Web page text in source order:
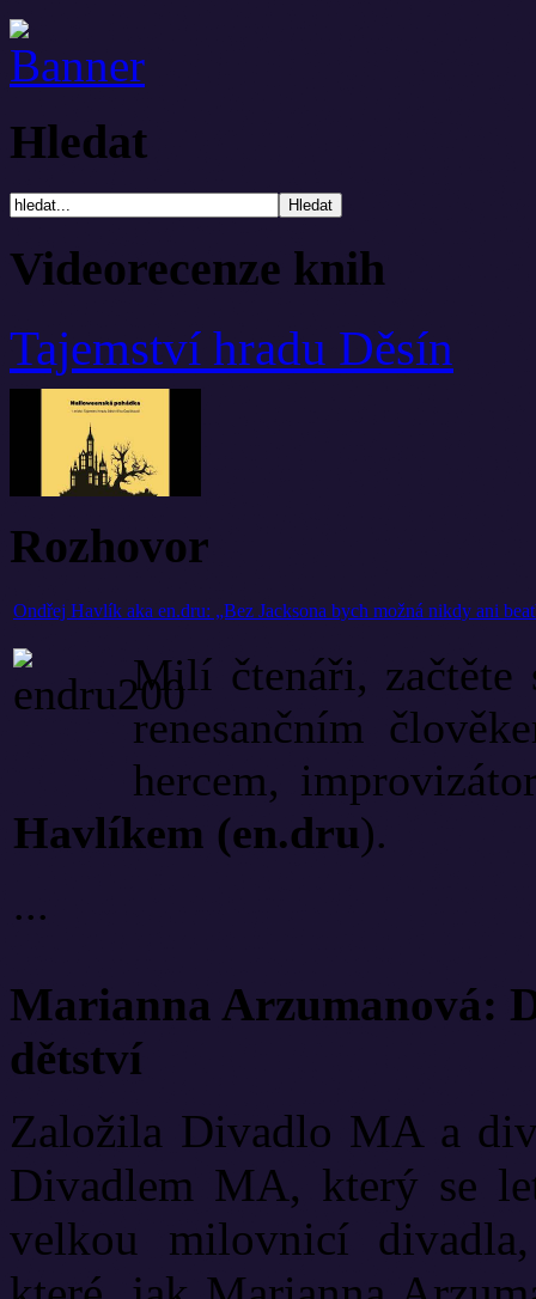
Hledat
Videorecenze knih
Tajemství hradu Děsín
Rozhovor
Ondřej Havlík aka en.dru: „Bez Jacksona bych možná nikdy ani
Milí čtenáři, začtěte
renesančním
hercem,
Havlíkem (en.dru).
...
Marianna Arzumanová:
dětství
Založila Divadlo MA a
Divadlem MA, který se
velkou milovnicí